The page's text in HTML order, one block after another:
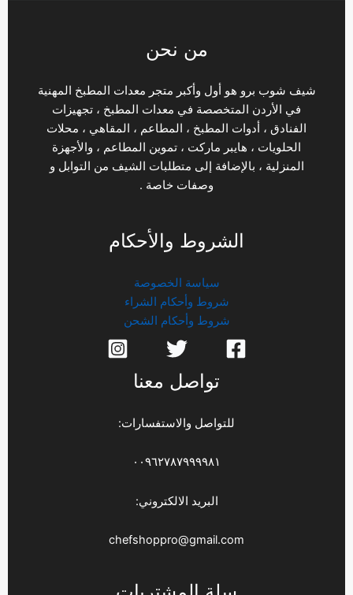
من نحن
شيف شوب برو هو أول وأكبر متجر معدات المطبخ المهنية
في الأردن المتخصصة في معدات المطبخ ، تجهيزات
الفنادق ، أدوات المطبخ ، المطاعم ، المقاهي ، محلات
الحلويات ، هايبر ماركت ، تموين المطاعم ، والأجهزة
المنزلية ، بالإضافة إلى متطلبات الشيف من التوابل و
وصفات خاصة .
الشروط والأحكام
سياسة الخصوصة
شروط وأحكام الشراء
شروط وأحكام الشحن
تواصل معنا
للتواصل والاستفسارات:
٠٠٩٦٢٧٨٧٩٩٩٩٨١
البريد الالكتروني:
chefshoppro@gmail.com